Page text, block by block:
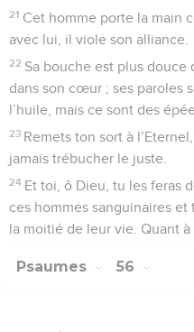
21 Cet homme porte la main
avec lui, il viole son alliance.
22 Sa bouche est plus douce
dans son cœur ; ses paroles
l’huile, mais ce sont des
23 Remets ton sort à
jamais trébucher le juste.
24 Et toi, ô Dieu, tu les feras
ces hommes sanguinaires et
la moitié de leur vie. Quant
Psaumes 56